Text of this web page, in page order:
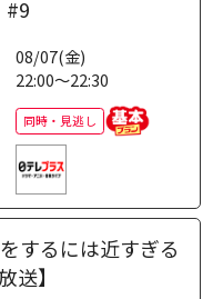
#9
08/07(金)
22:00～22:30
同時・見逃し
するには近すぎる
送】